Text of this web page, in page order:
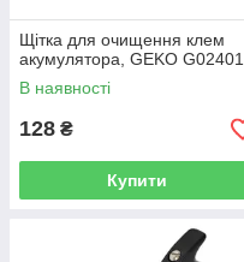
Щітка для очищення клем
акумулятора, GEKO G02401
В наявності
128 ₴
Купити